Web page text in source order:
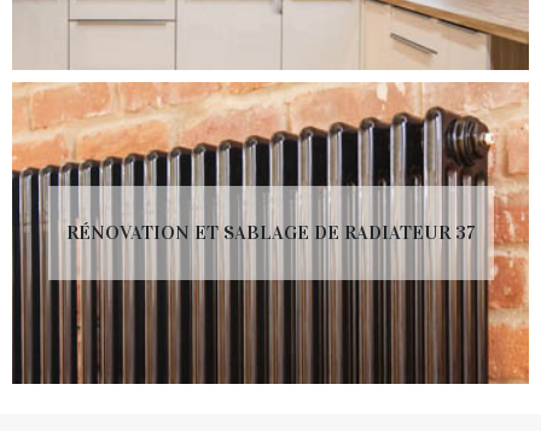
RÉNOVATION ET SABLAGE DE RADIATEUR 37